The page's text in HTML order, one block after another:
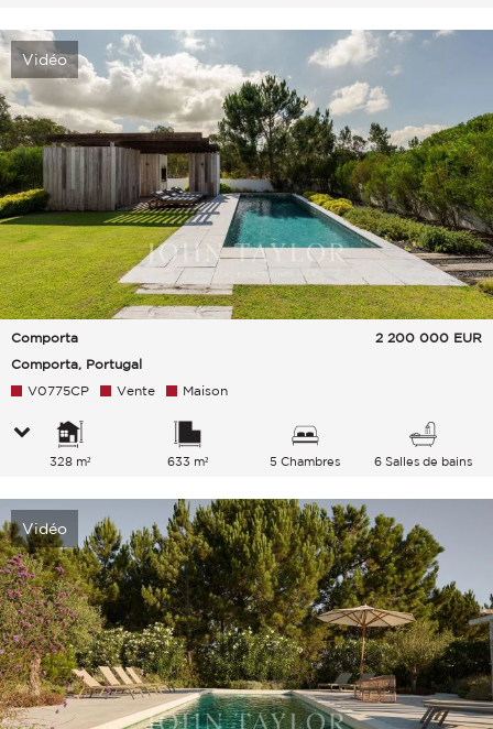
Vidéo
Comporta
Comporta, Portugal
2 200 000 EUR
V0775CP Vente Maison
328 m² 633 m² 5 Chambres 6 Salles de bains
Vidéo